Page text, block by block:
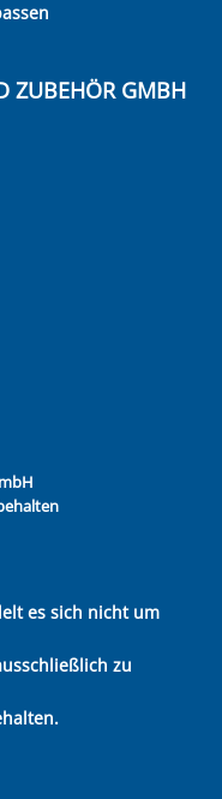
ZUBEHÖR GMBH
es sich nicht um
zu